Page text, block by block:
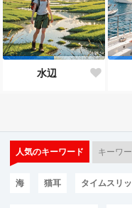
水辺
人気のキーワード キーワ
海 猫耳 タイムスリ